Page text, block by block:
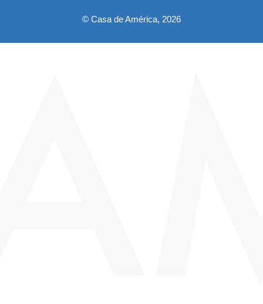
© Casa de América, 2026